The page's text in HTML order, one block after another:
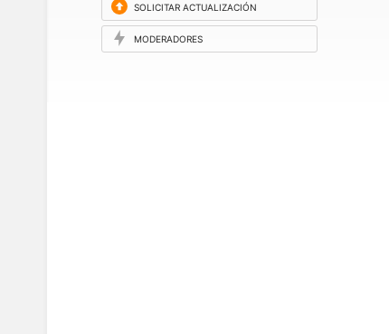
SOLICITAR ACTUALIZACIÓN
MODERADORES